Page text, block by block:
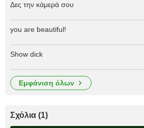
Δες την κάμερά σου
you are beautiful!
Show dick
εμφάνιση όλων
Σχόλια (1)